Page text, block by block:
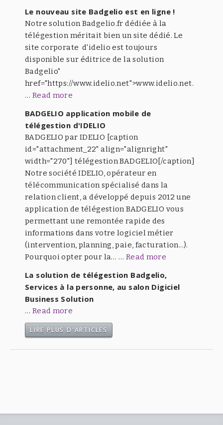
Le nouveau site Badgelio est en ligne !
Notre solution Badgelio.fr dédiée à la
télégestion méritait bien un site dédié. Le
site corporate d'idelio est toujours
disponible sur éditrice de la solution
Badgelio"
href="https://www.idelio.net">www.idelio.net.
… Read more
BADGELIO application mobile de
télégestion d'IDELIO
BADGELIO par IDELIO [caption
id="attachment_22" align="alignright"
width="270"] télégestion BADGELIO[/caption]
Notre société IDELIO, opérateur en
télécommunication spécialisé dans la
relation client, a développé depuis 2012 une
application de télégestion BADGELIO vous
permettant une remontée rapide des
informations dans votre logiciel métier
(intervention, planning, paie, facturation...).
Pourquoi opter pour la… … Read more
La solution de télégestion Badgelio,
Services à la personne, au salon Digiciel
Business Solution
… Read more
LIRE PLUS D'ARTICLES